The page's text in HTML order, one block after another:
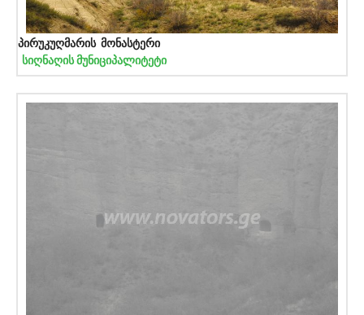
პირუკუღმარის მონასტერი
სიღნაღის მუნიციპალიტეტი